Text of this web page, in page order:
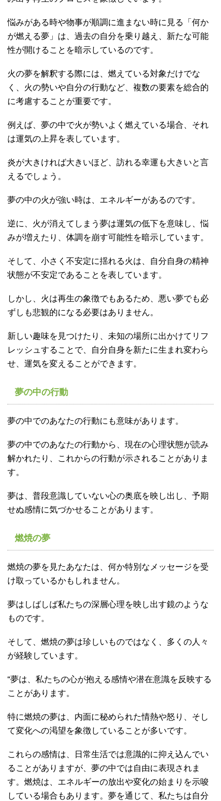
悩みがある時や物事が順調に進まない時に見る「何か
が燃える夢」は、過去の自分を乗り越え、新たな可能
性が開けることを暗示しているのです。
火の夢を解釈する際には、燃えている対象だけでな
く、火の勢いや自分の行動など、複数の要素を総合的
に考慮することが重要です。
例えば、夢の中で火が勢いよく燃えている場合、それ
は運気の上昇を表しています。
炎が大きければ大きいほど、訪れる幸運も大きいと言
えるでしょう。
夢の中の火が強い時は、エネルギーがあるのです。
逆に、火が消えてしまう夢は運気の低下を意味し、悩
みが増えたり、体調を崩す可能性を暗示しています。
そして、小さく不安定に揺れる火は、自分自身の精神
状態が不安定であることを表しています。
しかし、火は再生の象徴でもあるため、悪い夢でも必
ずしも悲観的になる必要はありません。
新しい趣味を見つけたり、未知の場所に出かけてリフ
レッシュすることで、自分自身を新たに生まれ変わら
せ、運気を変えることができます。
夢の中の行動
夢の中でのあなたの行動にも意味があります。
夢の中でのあなたの行動から、現在の心理状態が読み
解かれたり、これからの行動が示されることがありま
す。
夢は、普段意識していない心の奥底を映し出し、予期
せぬ感情に気づかせることがあります。
燃焼の夢
燃焼の夢を見たあなたは、何か特別なメッセージを受
け取っているかもしれません。
夢はしばしば私たちの深層心理を映し出す鏡のような
ものです。
そして、燃焼の夢は珍しいものではなく、多くの人々
が経験しています。
“夢は、私たちの心が抱える感情や潜在意識を反映する
ことがあります。
特に燃焼の夢は、内面に秘められた情熱や怒り、そし
て変化への渇望を象徴していることが多いです。
これらの感情は、日常生活では意識的に抑え込んでい
ることがありますが、夢の中では自由に表現されま
す。燃焼は、エネルギーの放出や変化の始まりを示唆
している場合もあります。夢を通じて、私たちは自分